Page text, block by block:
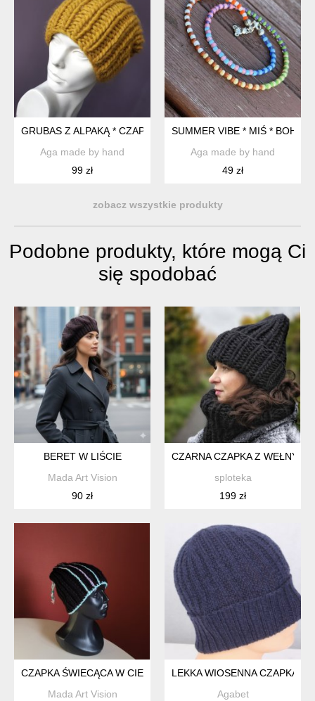
GRUBAS Z ALPAKĄ * CZAPKA UNSEX * CZAPA NA SROGĄ
Aga made by hand
99 zł
SUMMER VIBE * MIŚ * BOHO
Aga made by hand
49 zł
zobacz wszystkie produkty
Podobne produkty, które mogą Ci
się spodobać
BERET W LIŚCIE
Mada Art Vision
90 zł
CZARNA CZAPKA Z WEŁNY
sploteka
199 zł
CZAPKA ŚWIECĄCA W CIEMNOŚCI
Mada Art Vision
LEKKA WIOSENNA CZAPKA
Agabet